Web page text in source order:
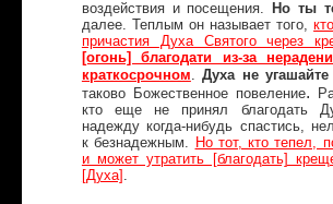
воздействия и посещения.
Но ты
далее. Теплым он называет того,
причастия Духа Святого через
[огонь] благодати из-за
краткосрочном. Духа не угашайте
таково Божественное повеление.
кто еще не принял благодать
надежду когда-нибудь спастись,
к безнадежным.
Но тот, кто тепел,
и может утратить [благодать]
[Духа] .